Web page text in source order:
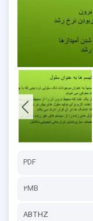
PDF
2MB
ABTHZ